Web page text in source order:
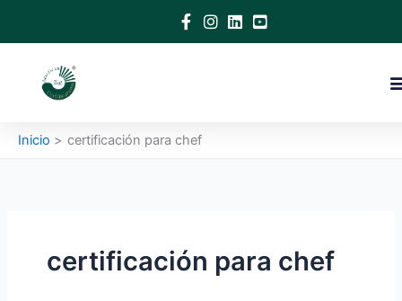
Inicio certificación para chef
certificación para chef